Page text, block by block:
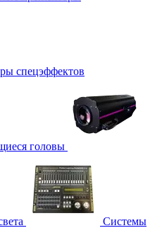
спецэффектов
головы
Системы